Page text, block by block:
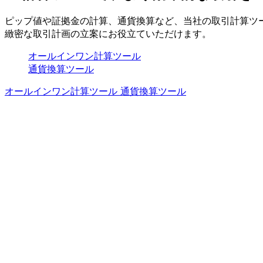
ピップ値や証拠金の計算、 通貨換算など、 当社の取引計算ツ
緻密な取引計画の立案にお役立ていただけます。
オールインワン計算ツール
通貨換算ツール
オールインワン計算ツール 通貨換算ツール